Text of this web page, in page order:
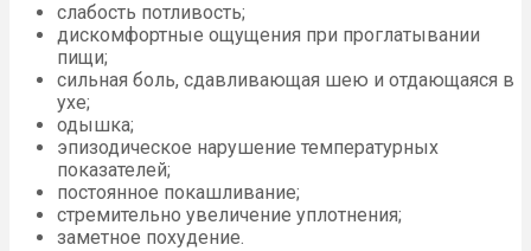
слабость потливость;
дискомфортные ощущения при проглатывании
пищи;
сильная боль, сдавливающая шею и отдающаяся в
ухе;
одышка;
эпизодическое нарушение температурных
показателей;
постоянное покашливание;
стремительно увеличение уплотнения;
заметное похудение.